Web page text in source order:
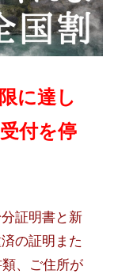
に達し
付を停
証明書と新
の証明また
、ご住所が